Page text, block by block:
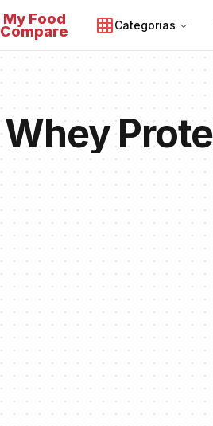
My Food
Compare Categorias
Whey